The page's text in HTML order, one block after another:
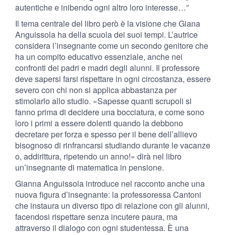
autentiche e inibendo ogni altro loro interesse…”
Il tema centrale del libro però è la visione che Giana
Anguissola ha della scuola dei suoi tempi. L’autrice
considera l’insegnante come un secondo genitore che
ha un compito educativo essenziale, anche nei
confronti dei padri e madri degli alunni. Il professore
deve sapersi farsi rispettare in ogni circostanza, essere
severo con chi non si applica abbastanza per
stimolarlo allo studio. «Sapesse quanti scrupoli si
fanno prima di decidere una bocciatura, e come sono
loro i primi a essere dolenti quando la debbono
decretare per forza e spesso per il bene dell’allievo
bisognoso di rinfrancarsi studiando durante le vacanze
o, addirittura, ripetendo un anno!» dirà nel libro
un’insegnante di matematica in pensione.
Gianna Anguissola introduce nel racconto anche una
nuova figura d’insegnante: la professoressa Cantoni
che instaura un diverso tipo di relazione con gli alunni,
facendosi rispettare senza incutere paura, ma
attraverso il dialogo con ogni studentessa. È una